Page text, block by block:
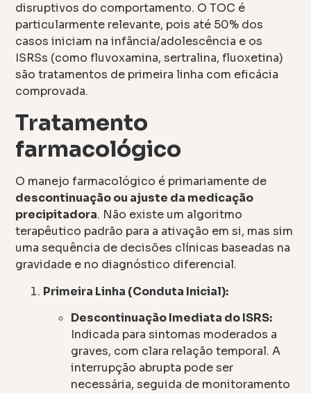
disruptivos do comportamento. O TOC é
particularmente relevante, pois até 50% dos
casos iniciam na infância/adolescência e os
ISRSs (como fluvoxamina, sertralina, fluoxetina)
são tratamentos de primeira linha com eficácia
comprovada.
Tratamento
farmacológico
O manejo farmacológico é primariamente de
descontinuação ou ajuste da medicação
precipitadora. Não existe um algoritmo
terapêutico padrão para a ativação em si, mas sim
uma sequência de decisões clínicas baseadas na
gravidade e no diagnóstico diferencial.
Primeira Linha (Conduta Inicial):
Descontinuação Imediata do ISRS:
Indicada para sintomas moderados a
graves, com clara relação temporal. A
interrupção abrupta pode ser
necessária, seguida de monitoramento